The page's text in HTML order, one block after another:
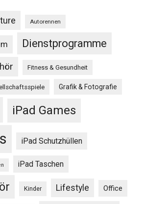
Autorennen
Dienstprogramme
Fitness & Gesundheit
Grafik & Fotografie
iPad Games
iPad Schutzhüllen
iPad Taschen
Kinder Lifestyle Office